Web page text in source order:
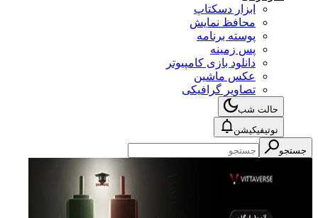
ابزار دسکتاپ
محافظ نمایش
پوسته برنامه
پس زمینه
دانلود بازی کامپیوتر
عکس ماشین
تصاویر گرافیکی
حالت شب
نوتیفیکیشن
جستجو